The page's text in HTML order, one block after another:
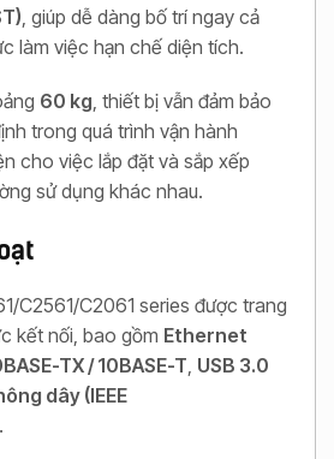
, giúp dễ dàng bố trí ngay cả
làm việc hạn chế diện tích.
60 kg , thiết bị vẫn đảm bảo
trong quá trình vận hành
cho việc lắp đặt và sắp xếp
sử dụng khác nhau.
C2561/C2061 series được trang
kết nối, bao gồm Ethernet
TX / 10BASE-T USB 3.0
dây (IEEE
.